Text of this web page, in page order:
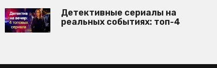
Детективные сериалы на
реальных событиях: топ-4